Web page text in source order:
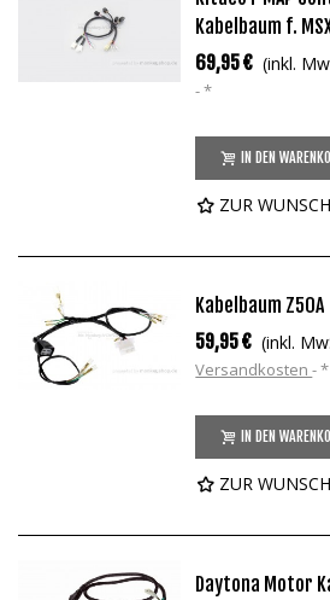
Kabelbaum f.
69,95 € (inkl.
*
IN DEN
ZUR
Kabelbaum Z50A
59,95 € (inkl.
Versandkosten *
IN DEN
ZUR
Daytona Motor